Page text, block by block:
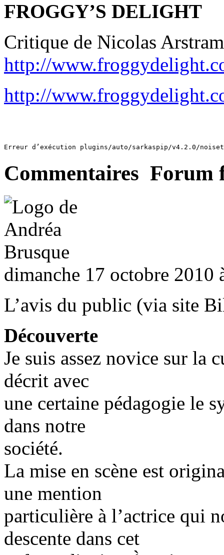
FROGGY’S DELIGHT
Critique de Nicolas Arstram
http://
http://
Erreur d’exécution plugins/auto/sarkaspip/v4.2.0/
Commentaires Forum
dimanche 17 octobre
L’avis du public (via site
Découverte
Je suis assez novice sur la
décrit avec
une certaine pédagogie le
dans notre
société.
La mise en scène est
une mention
particulière à l’actrice qui
descente dans cet